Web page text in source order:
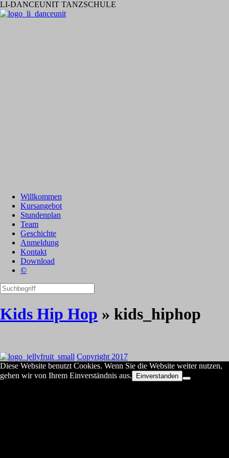
LI-DANCEUNIT TANZSCHULE
Willkommen
Kursangebot
Stundenplan
Team
Geschichte
Anmeldung
Kontakt
Download
©
Kids Hip Hop » kids_hiphop
Copyright 2017
Diese Website benutzt Cookies. Wenn Sie die Website weiter nutzen,
gehen wir von Ihrem Einverständnis aus.
Einverstanden